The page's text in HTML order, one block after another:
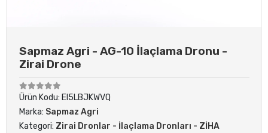
Sapmaz Agri - AG-10 İlaçlama Dronu -
Zirai Drone
Ürün Kodu: EI5LBJKWVQ
Marka: Sapmaz Agri
Kategori: Zirai Dronlar - İlaçlama Dronları - ZİHA